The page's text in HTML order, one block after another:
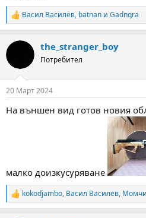
R
e
c
i
s
Васил Василев, batnan и Gadnqra
the_stranger_boy
Потребител
20 Март 2024
На външен вид готов новия
малко доизкусуряване
R
e
kokodjambo, Васил Василев,